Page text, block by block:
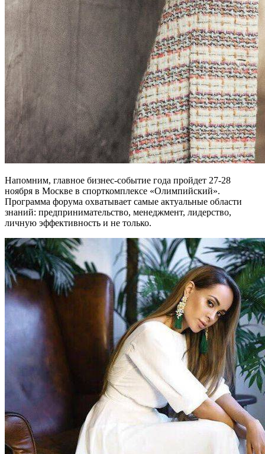
Напомним, главное бизнес-событие года пройдет 27-28
ноября в Москве в спорткомплексе «Олимпийский».
Программа форума охватывает самые актуальные области
знаний: предпринимательство, менеджмент, лидерство,
личную эффективность и не только.